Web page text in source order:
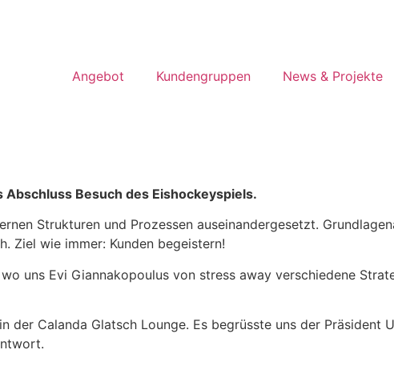
Angebot Kundengruppen News & Projekte
Besuch des Eishockeyspiels.
Strukturen und Prozessen auseinandergesetzt.
Ziel wie immer: Kunden begeistern!
uns Evi Giannakopoulus von stress away verschiedene
Calanda Glatsch Lounge. Es begrüsste uns der Präsident